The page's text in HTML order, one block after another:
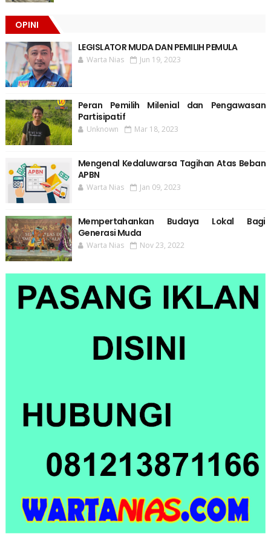
OPINI
LEGISLATOR MUDA DAN PEMILIH PEMULA
Warta Nias Jun 19, 2023
Peran Pemilih Milenial dan Pengawasan
Partisipatif
Unknown Mar 18, 2023
Mengenal Kedaluwarsa Tagihan Atas Beban
APBN
Warta Nias Jan 09, 2023
Mempertahankan Budaya Lokal Bagi
Generasi Muda
Warta Nias Nov 23, 2022